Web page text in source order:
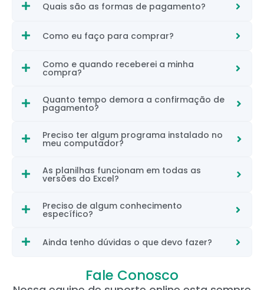
Quais são as formas de pagamento?
Como eu faço para comprar?
Como e quando receberei a minha
compra?
Quanto tempo demora a confirmação de
pagamento?
Preciso ter algum programa instalado no
meu computador?
As planilhas funcionam em todas as
versões do Excel?
Preciso de algum conhecimento
específico?
Ainda tenho dúvidas o que devo fazer?
Fale Conosco